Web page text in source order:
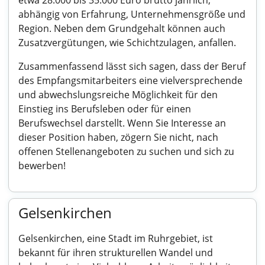
abhängig von Erfahrung, Unternehmensgröße und
Region. Neben dem Grundgehalt können auch
Zusatzvergütungen, wie Schichtzulagen, anfallen.
Zusammenfassend lässt sich sagen, dass der Beruf
des Empfangsmitarbeiters eine vielversprechende
und abwechslungsreiche Möglichkeit für den
Einstieg ins Berufsleben oder für einen
Berufswechsel darstellt. Wenn Sie Interesse an
dieser Position haben, zögern Sie nicht, nach
offenen Stellenangeboten zu suchen und sich zu
bewerben!
Gelsenkirchen
Gelsenkirchen, eine Stadt im Ruhrgebiet, ist
bekannt für ihren strukturellen Wandel und